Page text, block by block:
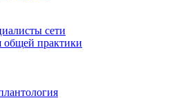
сети
общей практики